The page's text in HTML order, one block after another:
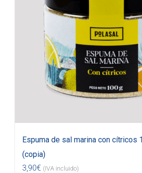
Espuma de sal marina con cítricos
(copia)
3,90€ (IVA incluido)